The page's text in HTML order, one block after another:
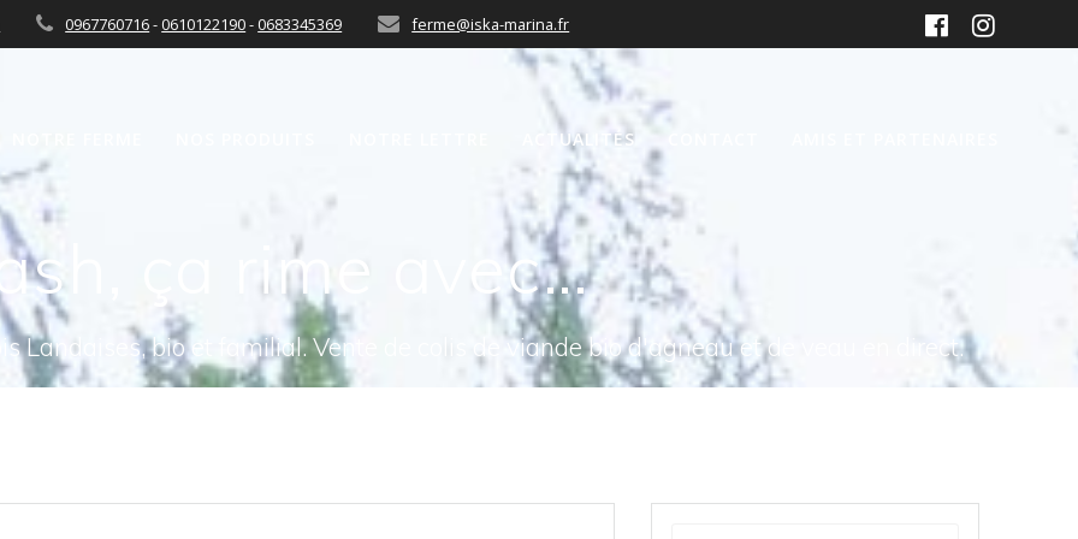
0967760716-0610122190-0683345369 ferme@iska-marina.fr
ACTUALITÉS
ça rime avec…
Landaises, bio et familial. Vente de colis de viande bio d'agneau et de veau en direct.